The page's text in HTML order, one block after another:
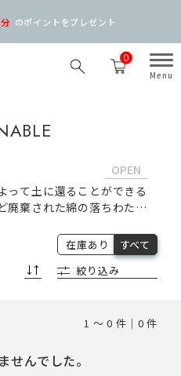
0
のポイントをプレゼント
って土に還ることができる
廃棄された綿の落ちわたな
土壌の改良にもつながるオ
ステル原料となる石油の使
つながるリサイクルポリ
在庫あり
すべて
絞り込み
1 ～ 0 件｜0 件
せんでした。